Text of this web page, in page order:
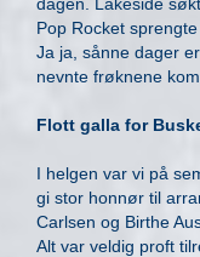
Pop Rocket
Ja ja, sånne dager
nevnte frøknene
Flott galla for
I helgen var vi på
gi stor honnør til
Carlsen og Birthe
Alt var veldig proft